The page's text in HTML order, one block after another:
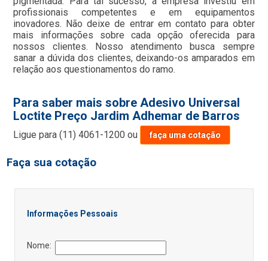
profissionais competentes e em equipamentos
inovadores. Não deixe de entrar em contato para obter
mais informações sobre cada opção oferecida para
nossos clientes. Nosso atendimento busca sempre
sanar a dúvida dos clientes, deixando-os amparados em
relação aos questionamentos do ramo.
Para saber mais sobre Adesivo Universal
Loctite Preço Jardim Adhemar de Barros
Ligue para(11) 4061-1200 ou faça uma cotação
Faça sua cotação
Informações Pessoais
Nome: